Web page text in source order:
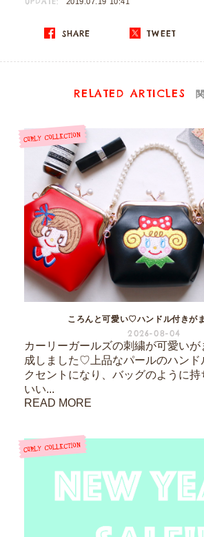
SHARE TWEET
RELATED ARTICLES
ころんと可愛い♡ハンドル付きが
2026-08-04
カーリーガールズの刺繍が可愛い
成しました♡上品なパールのハンド
クセントになり、バッグのように
いい...
READ MORE